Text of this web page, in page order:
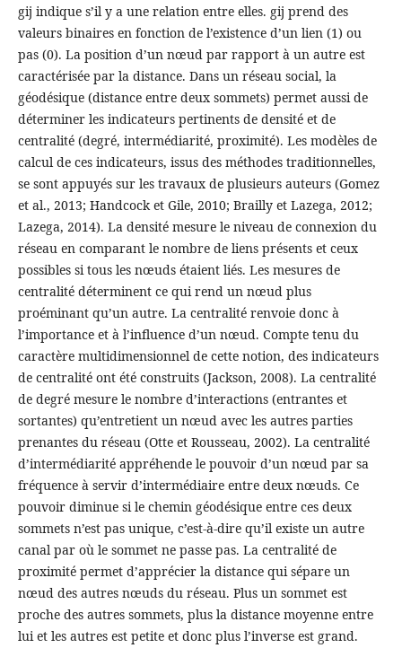
gij indique s’il y a une relation entre elles. gij prend des
valeurs binaires en fonction de l’existence d’un lien (1) ou
pas (0). La position d’un nœud par rapport à un autre est
caractérisée par la distance. Dans un réseau social, la
géodésique (distance entre deux sommets) permet aussi de
déterminer les indicateurs pertinents de densité et de
centralité (degré, intermédiarité, proximité). Les modèles de
calcul de ces indicateurs, issus des méthodes traditionnelles,
se sont appuyés sur les travaux de plusieurs auteurs (Gomez
et al., 2013; Handcock et Gile, 2010; Brailly et Lazega, 2012;
Lazega, 2014). La densité mesure le niveau de connexion du
réseau en comparant le nombre de liens présents et ceux
possibles si tous les nœuds étaient liés. Les mesures de
centralité déterminent ce qui rend un nœud plus
proéminant qu’un autre. La centralité renvoie donc à
l’importance et à l’influence d’un nœud. Compte tenu du
caractère multidimensionnel de cette notion, des indicateurs
de centralité ont été construits (Jackson, 2008). La centralité
de degré mesure le nombre d’interactions (entrantes et
sortantes) qu’entretient un nœud avec les autres parties
prenantes du réseau (Otte et Rousseau, 2002). La centralité
d’intermédiarité appréhende le pouvoir d’un nœud par sa
fréquence à servir d’intermédiaire entre deux nœuds. Ce
pouvoir diminue si le chemin géodésique entre ces deux
sommets n’est pas unique, c’est-à-dire qu’il existe un autre
canal par où le sommet ne passe pas. La centralité de
proximité permet d’apprécier la distance qui sépare un
nœud des autres nœuds du réseau. Plus un sommet est
proche des autres sommets, plus la distance moyenne entre
lui et les autres est petite et donc plus l’inverse est grand.